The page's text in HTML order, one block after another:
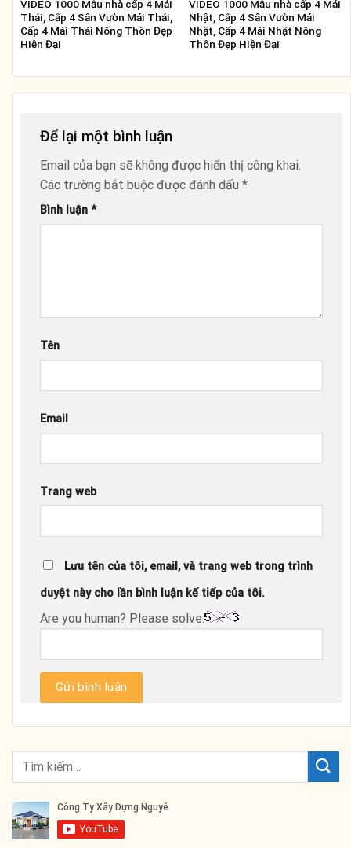
VIDEO 1000 Mẫu nhà cấp 4 Mái
Thái, Cấp 4 Sân Vườn Mái Thái,
Cấp 4 Mái Thái Nông Thôn Đẹp
Hiện Đại
VIDEO 1000 Mẫu nhà cấp 4 Mái
Nhật, Cấp 4 Sân Vườn Mái
Nhật, Cấp 4 Mái Nhật Nông
Thôn Đẹp Hiện Đại
Để lại một bình luận
Email của bạn sẽ không được hiển thị công khai.
Các trường bắt buộc được đánh dấu *
Bình luận *
Tên
Email
Trang web
Lưu tên của tôi, email, và trang web trong trình
duyệt này cho lần bình luận kế tiếp của tôi.
Are you human? Please solve: